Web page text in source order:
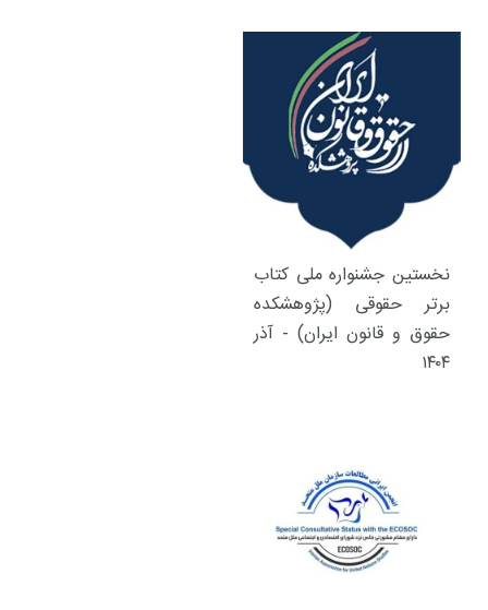
نخستین جشنواره ملی کتاب
برتر حقوقی (پژوهشکده
حقوق و قانون ایران) - آذر
۱۴۰۴